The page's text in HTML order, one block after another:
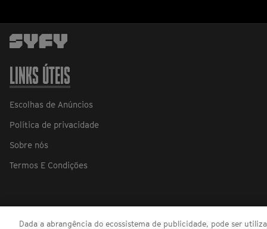
LINKS ÚTEIS
Escolhas de Anúncios
Política de privacidade
Sobre nós
Termos E Condições
Dada a abrangência do ecossistema de publicidade, pode ser